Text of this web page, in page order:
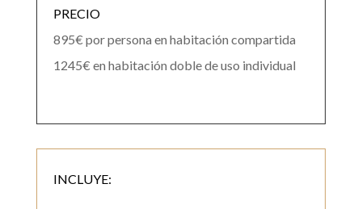
PRECIO
895€ por persona en habitación compartida
1245€ en habitación doble de uso individual
INCLUYE: